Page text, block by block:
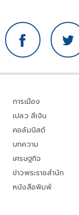
การเมือง
เปลว สีเงิน
คอลัมนิสต์
บทความ
เศรษฐกิจ
ข่าวพระราชสำนัก
หนังสือพิมพ์